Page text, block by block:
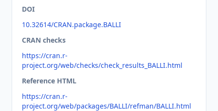
DOI
10.32614/CRAN.package.BALLI
CRAN checks
https://cran.r-
project.org/web/checks/check_results_BALLI.html
Reference HTML
https://cran.r-
project.org/web/packages/BALLI/refman/BALLI.html